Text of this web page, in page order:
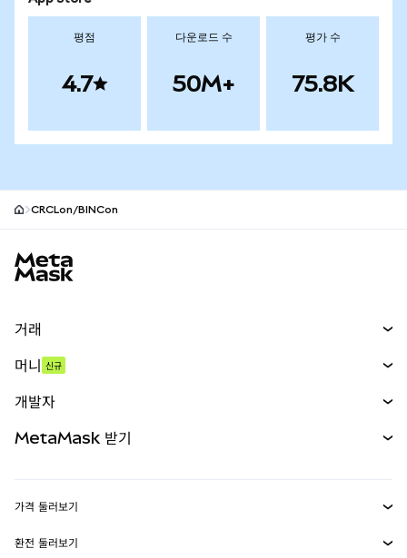
평점
4.7
다운로드 수
50M+
평가 수
75.8K
CRCLon/BINCon
거래
무기한 선물
실물자산
머니 신규
개발자
MetaMask Connect
MetaMask 받기
가격 둘러보기
이더리움 가격
환전 둘러보기